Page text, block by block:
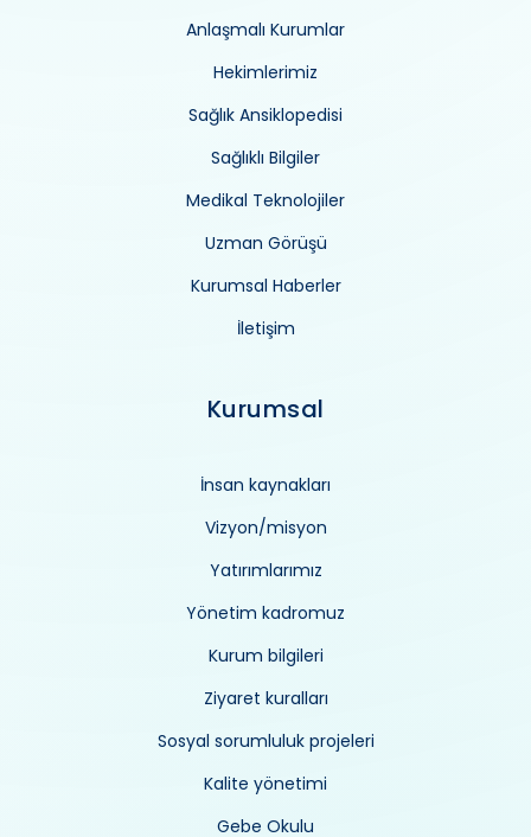
Anlaşmalı Kurumlar
Hekimlerimiz
Sağlık Ansiklopedisi
Sağlıklı Bilgiler
Medikal Teknolojiler
Uzman Görüşü
Kurumsal Haberler
İletişim
Kurumsal
İnsan kaynakları
Vizyon/misyon
Yatırımlarımız
Yönetim kadromuz
Kurum bilgileri
Ziyaret kuralları
Sosyal sorumluluk projeleri
Kalite yönetimi
Gebe Okulu